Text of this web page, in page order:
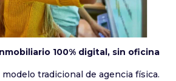
100% digital, sin oficina
tradicional de agencia física.